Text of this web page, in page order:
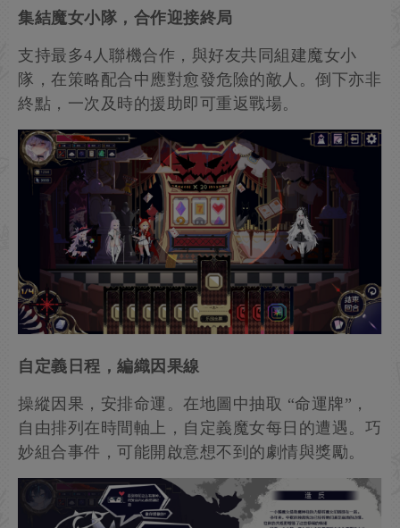
集結魔女小隊，合作迎接終局
支持最多4人聯機合作，與好友共同組建魔女小
隊，在策略配合中應對愈發危險的敵人。倒下亦非
終點，一次及時的援助即可重返戰場。
自定義日程，編織因果線
操縱因果，安排命運。在地圖中抽取 “命運牌”，
自由排列在時間軸上，自定義魔女每日的遭遇。巧
妙組合事件，可能開啟意想不到的劇情與獎勵。